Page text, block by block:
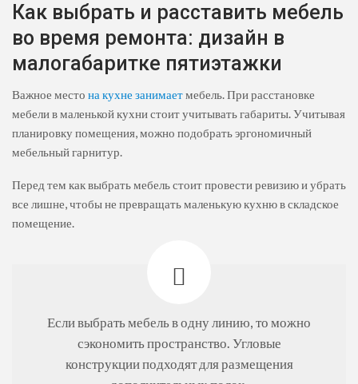
Как выбрать и расставить мебель
во время ремонта: дизайн в
малогабаритке пятиэтажки
Важное место на кухне занимаетмебель. При расстановке
мебели в маленькой кухни стоит учитывать габариты. Учитывая
планировку помещения, можно подобрать эргономичный
мебельный гарнитур.
Перед тем как выбрать мебель стоит провести ревизию и убрать
все лишне, чтобы не превращать маленькую кухню в складское
помещение.
Если выбрать мебель в одну линию, то можно
сэкономить пространство. Угловые
конструкции подходят для размещения